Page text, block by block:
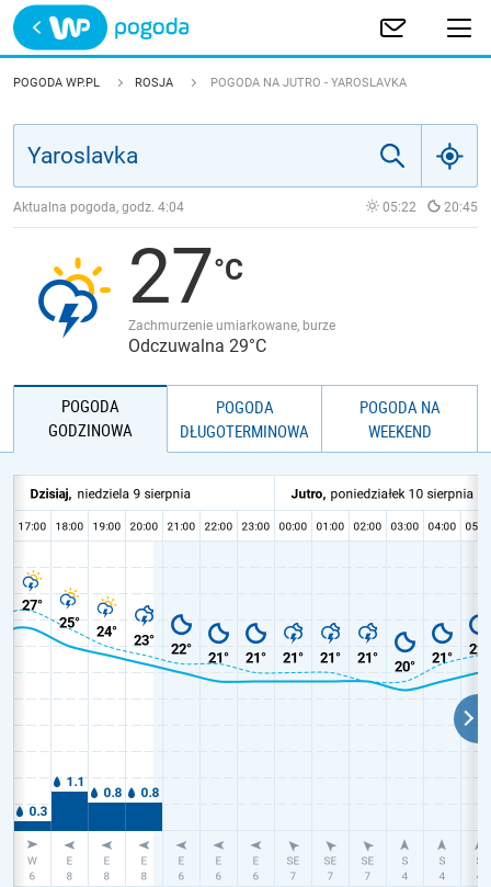
Trwa ładowanie
POLSKA
JAKOŚĆ POWIETRZA
POGODA WP.PL ROSJA POGODA NA JUTRO - YAROSLAVKA
Aktualna pogoda, godz. 4:04 05:22 20:45
27
Zachmurzenie umiarkowane, burze
Odczuwalna 29°C
POGODA
GODZINOWA
POGODA
DŁUGOTERMINOWA
POGODA NA
WEEKEND